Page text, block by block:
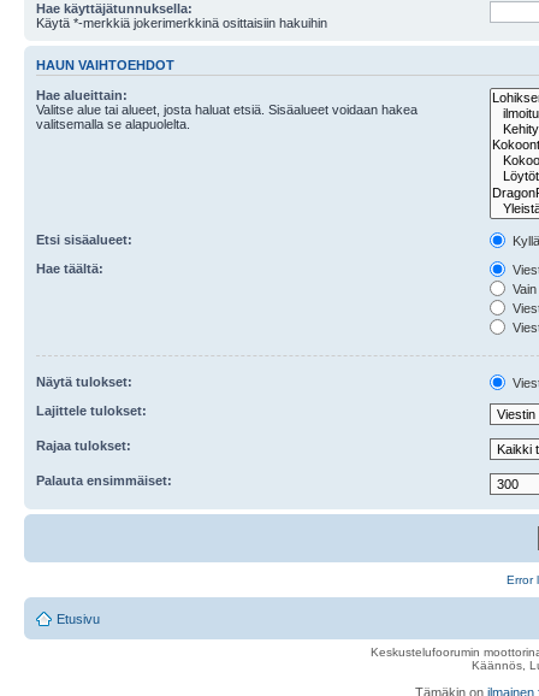
Hae käyttäjätunnuksella:
Käytä *-merkkiä jokerimerkkinä osittaisiin hakuihin
HAUN VAIHTOEHDOT
Hae alueittain:
Valitse alue tai alueet, josta haluat etsiä. Sisäalueet voidaan hakea
valitsemalla se alapuolelta.
Etsi sisäalueet:
Hae täältä:
Näytä tulokset:
Lajittele tulokset:
Rajaa tulokset:
Palauta ensimmäiset:
Error
Etusivu
Keskustelufoorumin
Käännös,
Tämäkin on ilmainen